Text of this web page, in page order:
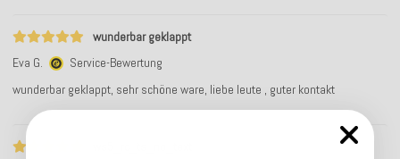
wunderbar geklappt
Eva G.
Service-Bewertung
wunderbar geklappt, sehr schöne ware, liebe leute , guter kontakt